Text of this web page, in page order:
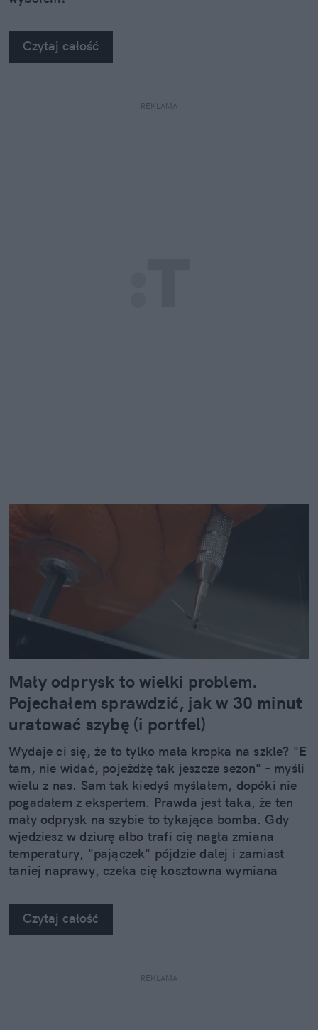
Czytaj całość
REKLAMA
Mały odprysk to wielki problem.
Pojechałem sprawdzić, jak w 30 minut
uratować szybę (i portfel)
Wydaje ci się, że to tylko mała kropka na szkle? "E
tam, nie widać, pojeżdżę tak jeszcze sezon" – myśli
wielu z nas. Sam tak kiedyś myślałem, dopóki nie
pogadałem z ekspertem. Prawda jest taka, że ten
mały odprysk na szybie to tykająca bomba. Gdy
wjedziesz w dziurę albo trafi cię nagła zmiana
temperatury, "pajączek" pójdzie dalej i zamiast
taniej naprawy, czeka cię kosztowna wymiana
na własne oczy zobaczyć, jak profesjonaliści radzą
sobie z takimi uszkodzeniami.
Czytaj całość
REKLAMA